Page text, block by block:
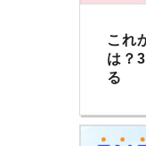
これ
は？
る